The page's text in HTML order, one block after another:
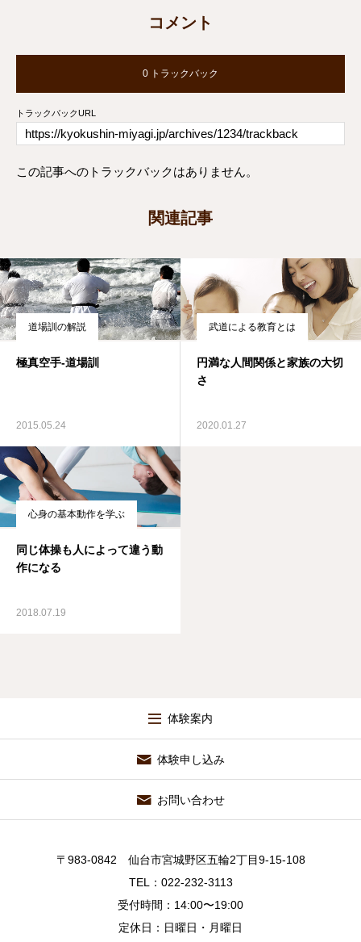
コメント
0 トラックバック
トラックバックURL
この記事へのトラックバックはありません。
関連記事
道場訓の解説
極真空手-道場訓
2015.05.24
武道による教育とは
円満な人間関係と家族の大切
さ
2020.01.27
心身の基本動作を学ぶ
同じ体操も人によって違う動
作になる
2018.07.19
体験案内
体験申し込み
お問い合わせ
〒983-0842 仙台市宮城野区五輪2丁目9-15-108
TEL：022-232-3113
受付時間：14:00〜19:00
定休日：日曜日・月曜日